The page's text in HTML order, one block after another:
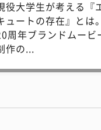
役大学生が考える『
ュートの存在』とは。
周年ブランドムービ
作の...